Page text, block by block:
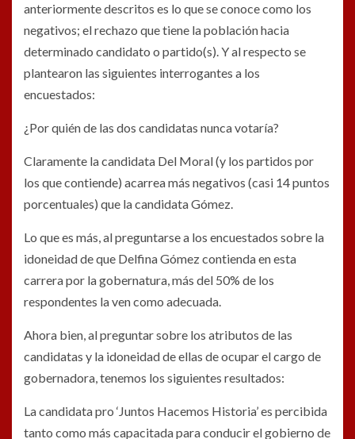
anteriormente descritos es lo que se conoce como los
negativos; el rechazo que tiene la población hacia
determinado candidato o partido(s). Y al respecto se
plantearon las siguientes interrogantes a los
encuestados:
¿Por quién de las dos candidatas nunca votaría?
Claramente la candidata Del Moral (y los partidos por
los que contiende) acarrea más negativos (casi 14 puntos
porcentuales) que la candidata Gómez.
Lo que es más, al preguntarse a los encuestados sobre la
idoneidad de que Delfina Gómez contienda en esta
carrera por la gobernatura, más del 50% de los
respondentes la ven como adecuada.
Ahora bien, al preguntar sobre los atributos de las
candidatas y la idoneidad de ellas de ocupar el cargo de
gobernadora, tenemos los siguientes resultados:
La candidata pro ‘Juntos Hacemos Historia’ es percibida
tanto como más capacitada para conducir el gobierno de